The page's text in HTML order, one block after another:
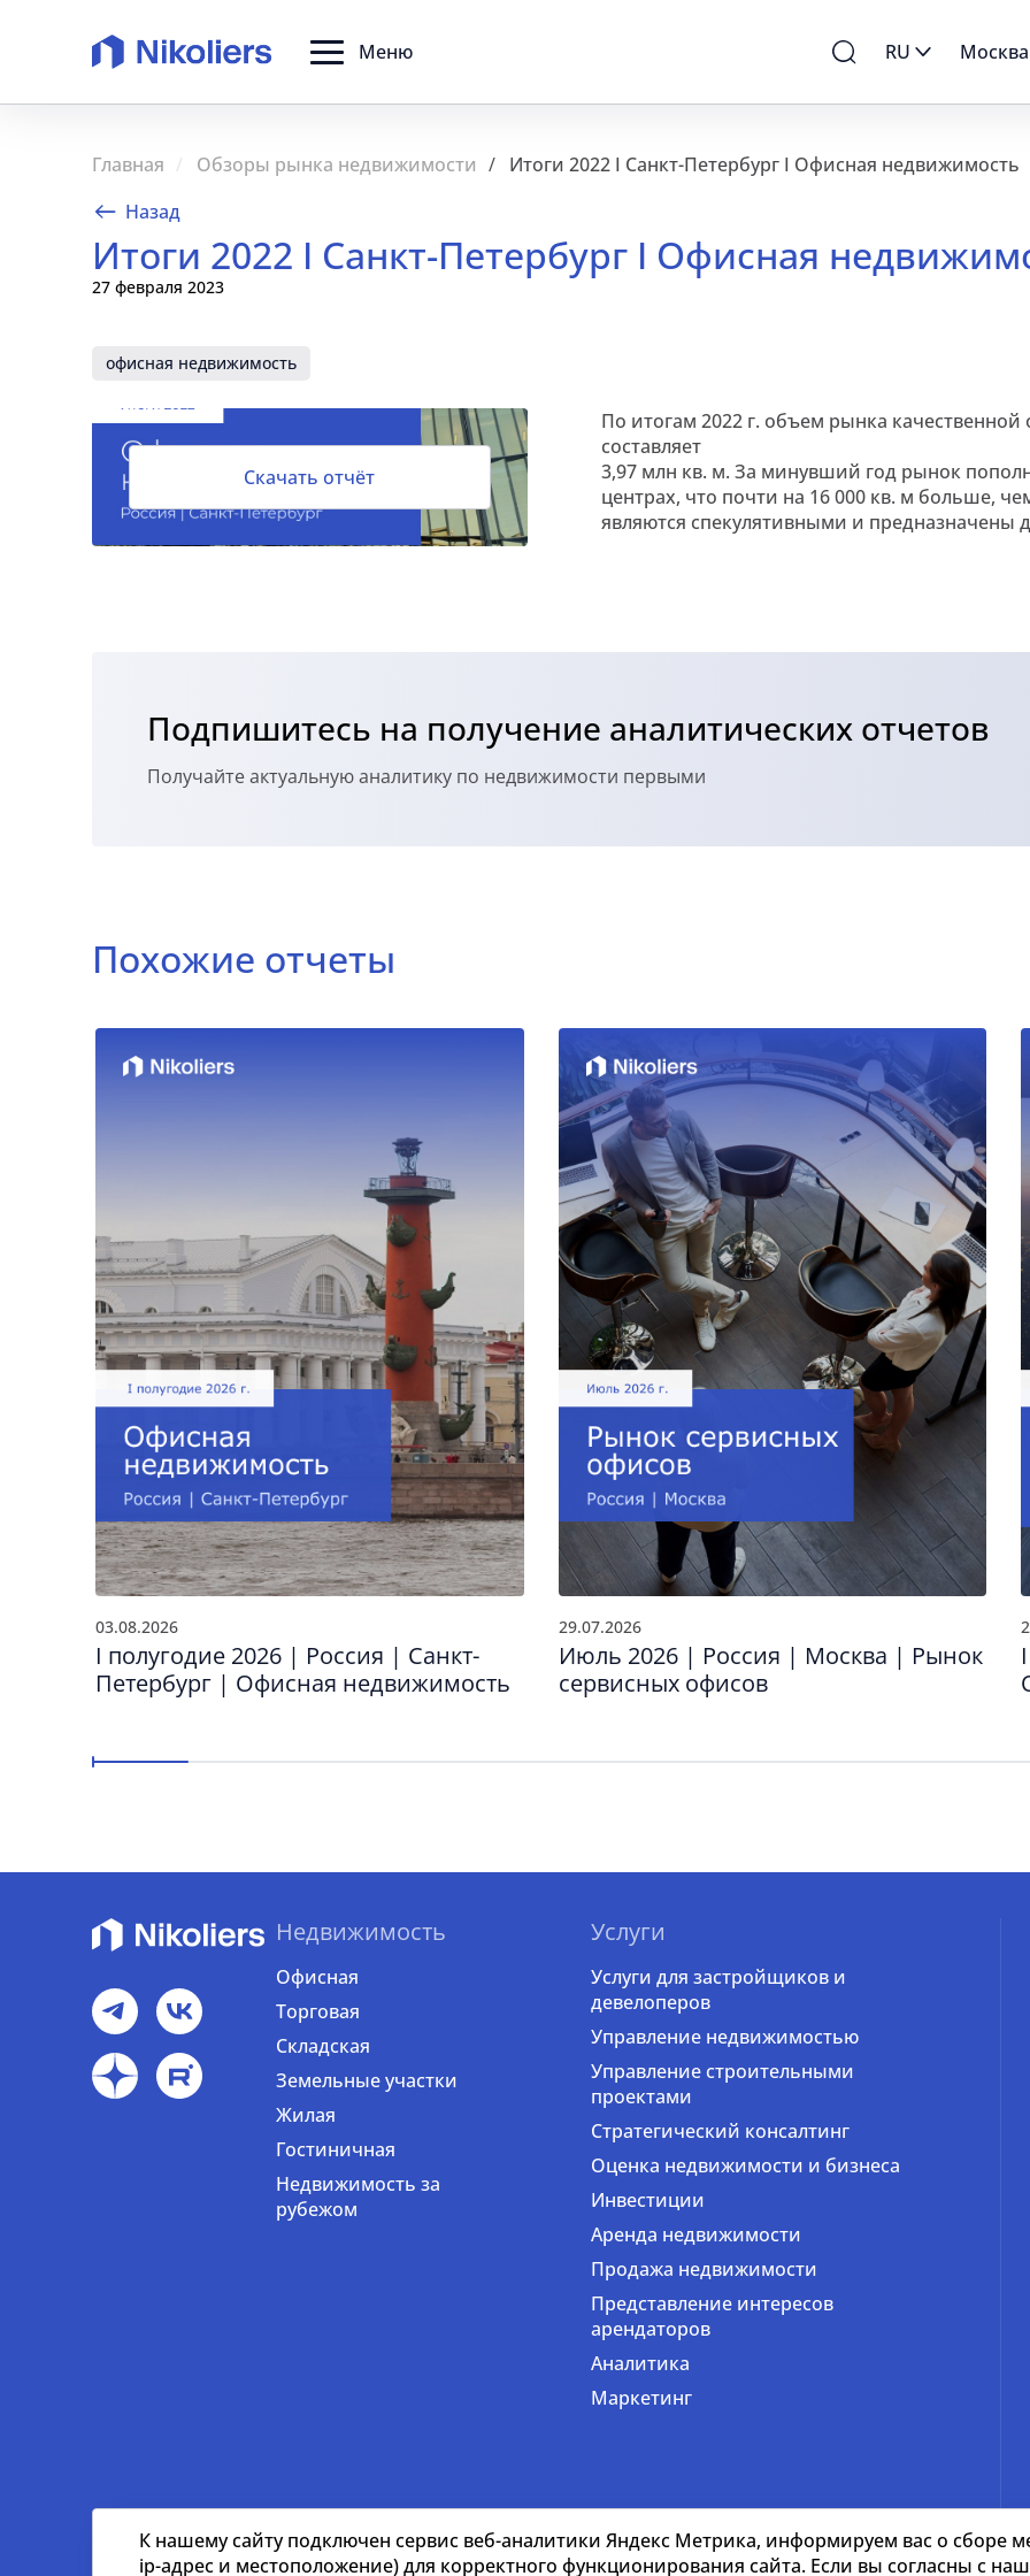
Меню RU Москва
Главная Обзоры рынка недвижимости
Итоги 2022 I Санкт-Петербург I Офисная недвижимость
Назад
Итоги 2022 I Санкт-Петербург I Офисная
27 февраля 2023
офисная недвижимость
Скачать отчёт
По итогам 2022 г. объем рынка
составляет
3,97 млн кв. м. За минувший год рынок
центрах, что почти на 16 000 кв. м больше,
являются спекулятивными и предназначены
Подпишитесь на получение аналитических отчетов
Получайте актуальную аналитику по недвижимости первыми
Похожие отчеты
03.08.2026
I полугодие 2026 | Россия | Санкт-
Петербург | Офисная недвижимость
29.07.2026
Июль 2026 | Россия | Москва | Рынок
сервисных офисов
Недвижимость
Офисная
Торговая
Складская
Земельные участки
Жилая
Гостиничная
Недвижимость за
рубежом
Услуги
Услуги для застройщиков и
девелоперов
Управление недвижимостью
Управление строительными
проектами
Стратегический консалтинг
Оценка недвижимости и бизнеса
Инвестиции
Аренда недвижимости
Продажа недвижимости
Представление интересов
арендаторов
Аналитика
Маркетинг
К нашему сайту подключен сервис веб-аналитики Яндекс Метрика, информируем вас о сборе
ip-адрес и местоположение) для корректного функционирования сайта. Если вы согласны с